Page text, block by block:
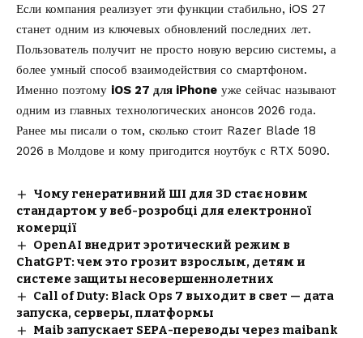
Если компания реализует эти функции стабильно, iOS 27
станет одним из ключевых обновлений последних лет.
Пользователь получит не просто новую версию системы, а
более умный способ взаимодействия со смартфоном.
Именно поэтому iOS 27 для iPhone уже сейчас называют
одним из главных технологических анонсов 2026 года.
Ранее мы писали о том, сколько стоит Razer Blade 18
2026 в Молдове и кому пригодится ноутбук с RTX 5090.
Чому генеративний ШІ для 3D стає новим
стандартом у веб-розробці для електронної
комерції
OpenAI внедрит эротический режим в
ChatGPT: чем это грозит взрослым, детям и
системе защиты несовершеннолетних
Call of Duty: Black Ops 7 выходит в свет — дата
запуска, серверы, платформы
Maib запускает SEPA-переводы через maibank